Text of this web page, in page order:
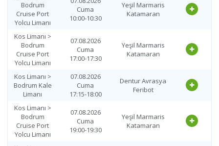
Kos Limanı
09:00-09:30
Bodrum Kale
Limanı
09.08.2026
09:15-10:00
Bodrum
Cruise Port
Kos Limanı
09.08.2026
12:00-12:30
Bodrum
Yolcu Limanı >
Kos Limanı
09.08.2026
18:00-18:30
Katamaran
Bodrum
Bodrum
Cruise Port
Yolcu Limanı
Cuma
10:00-10:30
Yeşil Marmaris
Katamaran
Kos Limanı >
Bodrum
Cruise Port
Yolcu Limanı
07.08.2026
Cuma
17:00-17:30
Yeşil Marmaris
Katamaran
Kos Limanı >
Bodrum Kale
Limanı
07.08.2026
Cuma
17:15-18:00
Dentur Avrasya
Feribot
Kos Limanı >
Bodrum
Cruise Port
Yolcu Limanı
07.08.2026
Cuma
19:00-19:30
Yeşil Marmaris
Katamaran